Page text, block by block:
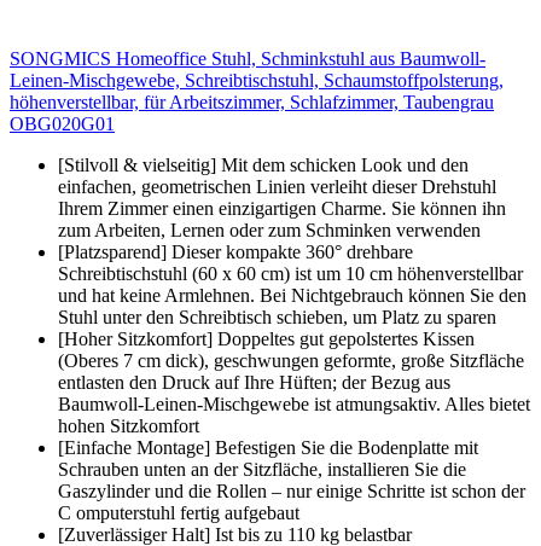
SONGMICS Homeoffice Stuhl, Schminkstuhl aus Baumwoll-
Leinen-Mischgewebe, Schreibtischstuhl, Schaumstoffpolsterung,
höhenverstellbar, für Arbeitszimmer, Schlafzimmer, Taubengrau
OBG020G01
[Stilvoll & vielseitig] Mit dem schicken Look und den
einfachen, geometrischen Linien verleiht dieser Drehstuhl
Ihrem Zimmer einen einzigartigen Charme. Sie können ihn
zum Arbeiten, Lernen oder zum Schminken verwenden
[Platzsparend] Dieser kompakte 360° drehbare
Schreibtischstuhl (60 x 60 cm) ist um 10 cm höhenverstellbar
und hat keine Armlehnen. Bei Nichtgebrauch können Sie den
Stuhl unter den Schreibtisch schieben, um Platz zu sparen
[Hoher Sitzkomfort] Doppeltes gut gepolstertes Kissen
(Oberes 7 cm dick), geschwungen geformte, große Sitzfläche
entlasten den Druck auf Ihre Hüften; der Bezug aus
Baumwoll-Leinen-Mischgewebe ist atmungsaktiv. Alles bietet
hohen Sitzkomfort
[Einfache Montage] Befestigen Sie die Bodenplatte mit
Schrauben unten an der Sitzfläche, installieren Sie die
Gaszylinder und die Rollen – nur einige Schritte ist schon der
C omputerstuhl fertig aufgebaut
[Zuverlässiger Halt] Ist bis zu 110 kg belastbar